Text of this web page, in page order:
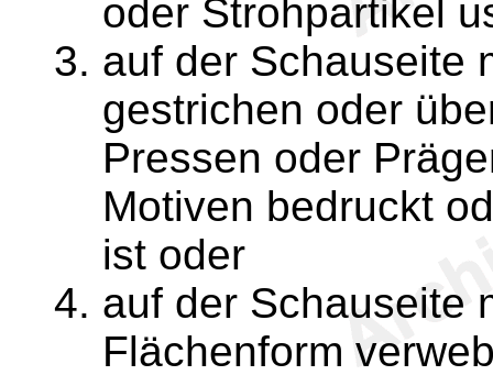
oder Strohpartikel
auf der Schauseite
gestrichen oder
Pressen oder
Motiven bedruckt
ist oder
auf der Schauseite
Flächenform